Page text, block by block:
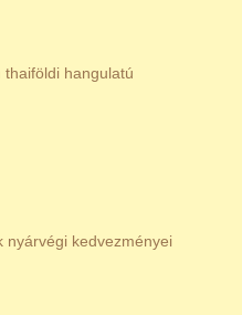
hangulatú
nyárvégi kedvezményei